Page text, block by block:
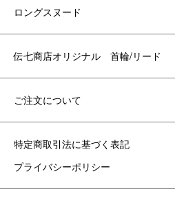
ロングスヌード
伝七商店オリジナル 首輪/リード
ご注文について
特定商取引法に基づく表記
プライバシーポリシー